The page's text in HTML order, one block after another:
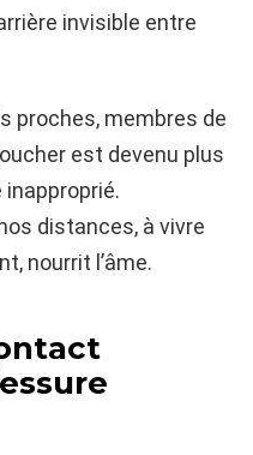
invisible entre
proches, membres de
est devenu plus
inapproprié.
distances, à vivre
nourrit l’âme.